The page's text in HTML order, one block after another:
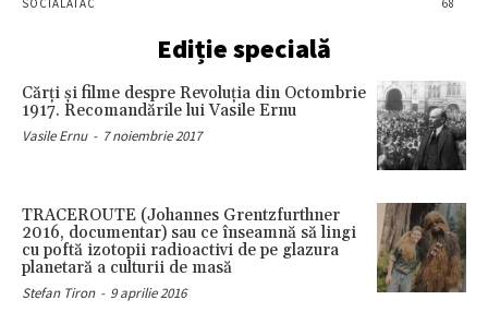
SOCIALATAC
68
Ediție specială
Cărţi şi filme despre Revoluţia din Octombrie
1917. Recomandările lui Vasile Ernu
Vasile Ernu - 7 noiembrie 2017
TRACEROUTE (Johannes Grentzfurthner
2016, documentar) sau ce înseamnă să lingi
cu poftă izotopii radioactivi de pe glazura
planetară a culturii de masă
Stefan Tiron - 9 aprilie 2016